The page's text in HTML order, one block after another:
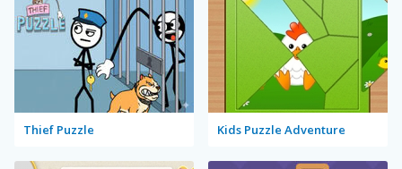
Thief Puzzle Kids Puzzle Adventure